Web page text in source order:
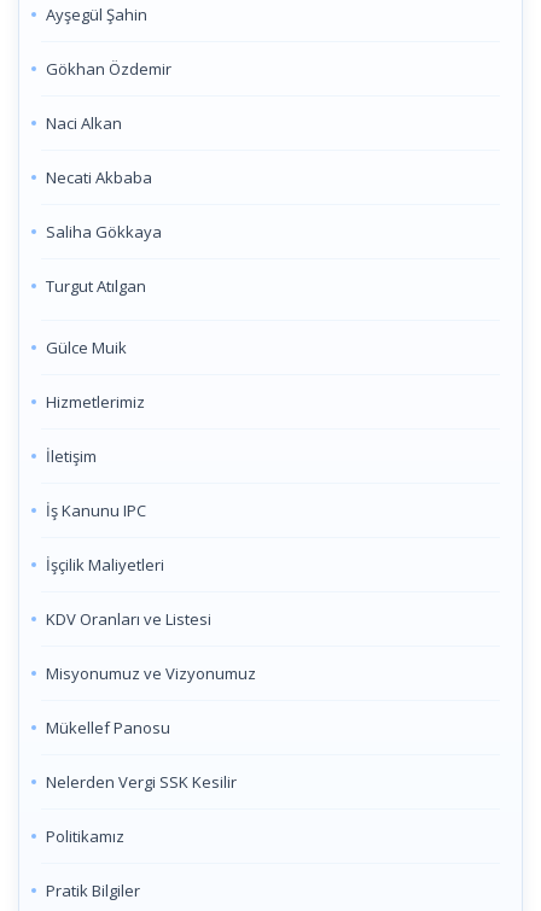
Ayşegül Şahin
Gökhan Özdemir
Naci Alkan
Necati Akbaba
Saliha Gökkaya
Turgut Atılgan
Gülce Muik
Hizmetlerimiz
İletişim
İş Kanunu IPC
İşçilik Maliyetleri
KDV Oranları ve Listesi
Misyonumuz ve Vizyonumuz
Mükellef Panosu
Nelerden Vergi SSK Kesilir
Politikamız
Pratik Bilgiler